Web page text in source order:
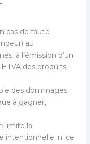
cas de faute
au
à l’émission d’un
des produits
des dommages
à gagner,
limite la
intentionnelle, ni ce